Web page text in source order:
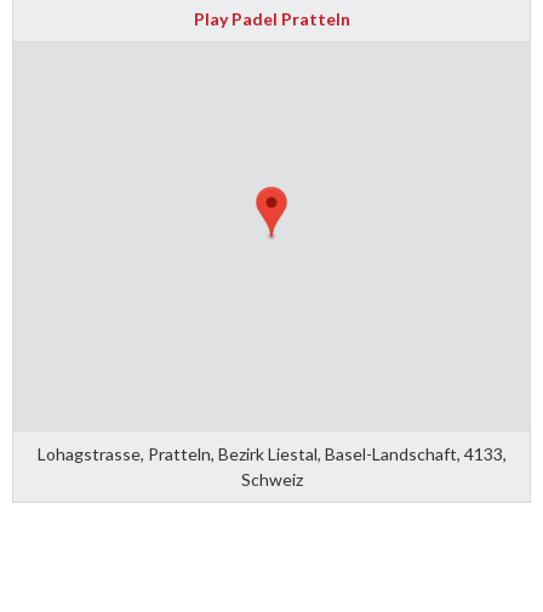
Play Padel Pratteln
Lohagstrasse, Pratteln, Bezirk Liestal, Basel-Landschaft, 4133,
Schweiz